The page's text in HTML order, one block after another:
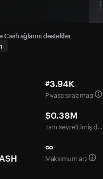
Cash ağlarını destekler
#3.94K
Piyasa sıralaması
$0.38M
Tam seyreltilmiş değerleme
∞
Maksimum arz